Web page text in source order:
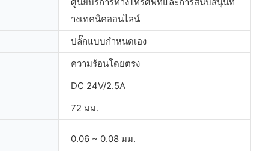
างเทคนิคออนไลน์
ปลั๊กแบบกำหนดเอง
ความร้อนโดยตรง
DC 24V/2.5A
72 มม.
0.06 ~ 0.08 มม.